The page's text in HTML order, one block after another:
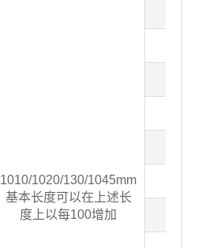
1010/1020/130/1045mm
基本长度可以在上述长
度上以每100增加